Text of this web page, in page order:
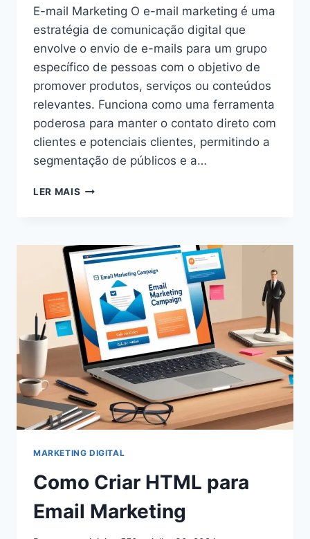
E-mail Marketing O e-mail marketing é uma
estratégia de comunicação digital que
envolve o envio de e-mails para um grupo
específico de pessoas com o objetivo de
promover produtos, serviços ou conteúdos
relevantes. Funciona como uma ferramenta
poderosa para manter o contato direto com
clientes e potenciais clientes, permitindo a
segmentação de públicos e a…
LER MAIS E-
QUE
É
E
ONDE
FAZER
MARKETING
MARKETING DIGITAL
Como Criar HTML para
Email Marketing